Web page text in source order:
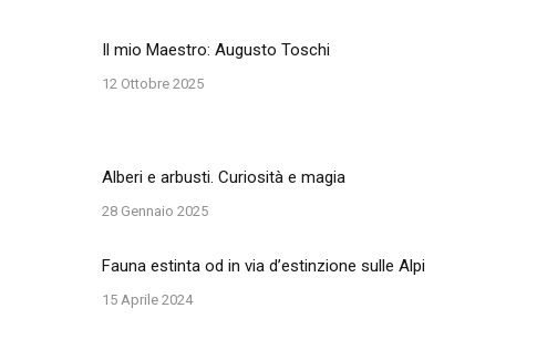
Il mio Maestro: Augusto Toschi
12 Ottobre 2025
Alberi e arbusti. Curiosità e magia
28 Gennaio 2025
Fauna estinta od in via d’estinzione sulle Alpi
15 Aprile 2024